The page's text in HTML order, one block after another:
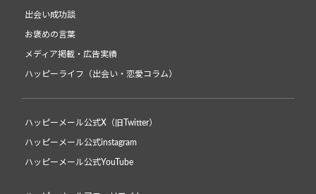
出会い成功談
お褒めの言葉
メディア掲載・広告実績
ハッピーライフ（出会い・恋愛コラム）
ハッピーメール公式X（旧Twitter）
ハッピーメール公式instagram
ハッピーメール公式YouTube